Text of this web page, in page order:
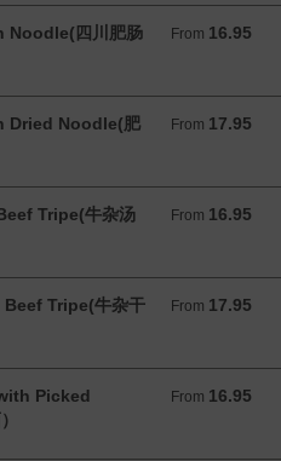
Noodle(四川肥肠
From 16.95
From 16.95 CAD
Dried Noodle(肥
From 17.95
From 17.95 CAD
Tripe(牛杂汤
From 16.95
From 16.95 CAD
Tripe(牛杂干
From 17.95
From 17.95 CAD
Picked
From 16.95
From 16.95 CAD